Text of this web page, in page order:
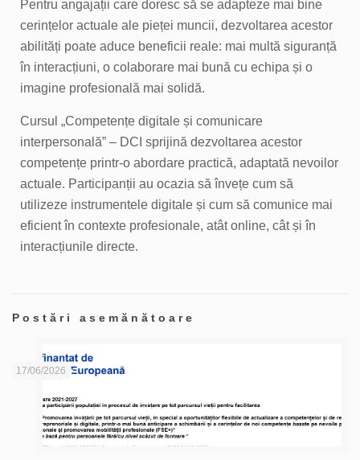
Pentru angajații care doresc să se adapteze mai bine
cerințelor actuale ale pieței muncii, dezvoltarea acestor
abilități poate aduce beneficii reale: mai multă siguranță
în interacțiuni, o colaborare mai bună cu echipa și o
imagine profesională mai solidă.
Cursul „Competențe digitale și comunicare
interpersonală” – DCI sprijină dezvoltarea acestor
competențe printr-o abordare practică, adaptată nevoilor
actuale. Participanții au ocazia să învețe cum să
utilizeze instrumentele digitale și cum să comunice mai
eficient în contexte profesionale, atât online, cât și în
interacțiunile directe.
Postări asemănătoare
17/06/2026